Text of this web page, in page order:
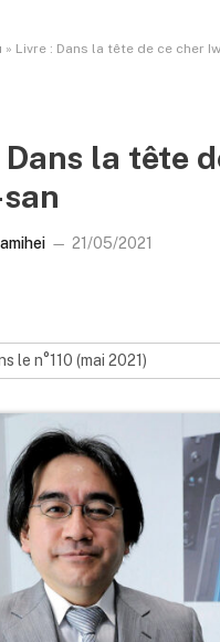
» Livre : Dans la tête de ce cher
Dans la tête
21/05/2021
le n°110 (mai 2021)